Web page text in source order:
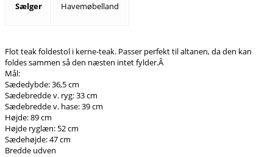
Sælger Havemøbelland
Flot teak foldestol i kerne-teak. Passer perfekt til altanen, da den kan
foldes sammen så den næsten intet fylder.Â
Mål:
Sædedybde: 36,5 cm
Sædebredde v. ryg: 33 cm
Sædebredde v. hase: 39 cm
Højde: 89 cm
Højde ryglæn: 52 cm
Sædehøjde: 47 cm
Bredde udven